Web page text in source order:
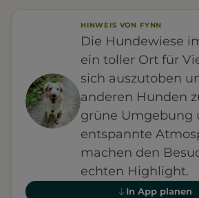
HINWEIS VON FYNN
Die Hundewiese
ein toller Ort für
sich auszutoben
anderen Hunden
grüne Umgebung
entspannte
machen den
echten Highlight.
In App planen